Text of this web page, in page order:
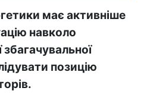
має активніше
навколо
позицію